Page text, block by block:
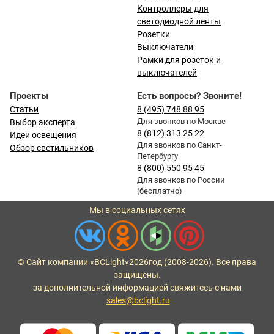
Контроллеры для
светодиодной ленты
Розетки
Выключатели
Рамки для розеток и
выключателей
Проекты
Статьи
Выбор эксперта
Идеи освещения
Обзор светильников
Есть вопросы? Звоните!
8 (495) 748 88 95
Для звонков по Москве
8 (812) 313 25 22
Для звонков по Санкт-
Петербургу
8 (800) 550 95 45
Для звонков по России
(бесплатно)
Мы в социальных сетях
© Сайт компании «BCLight»2026год (2008-2026). Все права
защищены.
за дополнительной информацией свяжитесь с нами
sales@bclight.ru